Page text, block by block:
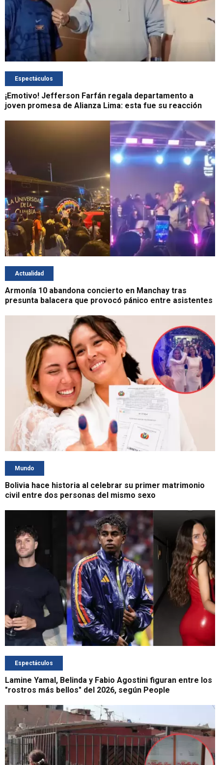
Espectáculos
¡Emotivo! Jefferson Farfán regala departamento a
joven promesa de Alianza Lima: esta fue su reacción
Actualidad
Armonía 10 abandona concierto en Manchay tras
presunta balacera que provocó pánico entre asistentes
Mundo
Bolivia hace historia al celebrar su primer matrimonio
civil entre dos personas del mismo sexo
Espectáculos
Lamine Yamal, Belinda y Fabio Agostini figuran entre los
"rostros más bellos" del 2026, según People